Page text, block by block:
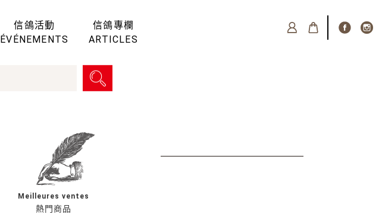
信鴿活動
ÉVÉNEMENTS
信鴿專欄
ARTICLES
熱門商品
Meilleures ventes